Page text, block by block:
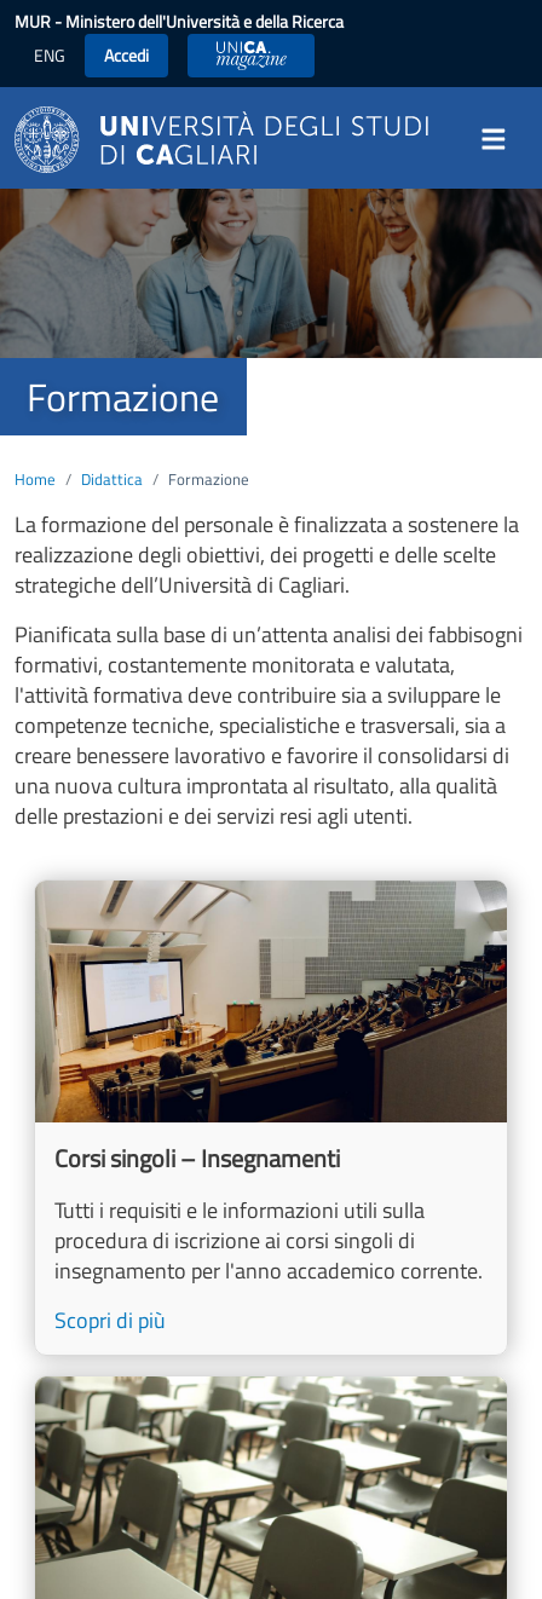
Salta al contenuto principale
MUR- Ministero dell'Università e della Ricerca
ENG
Accedi UniCA News
Formazione
Home Didattica Formazione
La formazione del personale è finalizzata a sostenere la
realizzazione degli obiettivi, dei progetti e delle scelte
strategiche dell’Università di Cagliari.
Pianificata sulla base di un’attenta analisi dei fabbisogni
formativi, costantemente monitorata e valutata,
l'attività formativa deve contribuire sia a sviluppare le
competenze tecniche, specialistiche e trasversali, sia a
creare benessere lavorativo e favorire il consolidarsi di
una nuova cultura improntata al risultato, alla qualità
delle prestazioni e dei servizi resi agli utenti.
Cards
Image
Corsi singoli – Insegnamenti
Tutti i requisiti e le informazioni utili sulla
procedura di iscrizione ai corsi singoli di
insegnamento per l'anno accademico corrente.
Scopri di più
Image